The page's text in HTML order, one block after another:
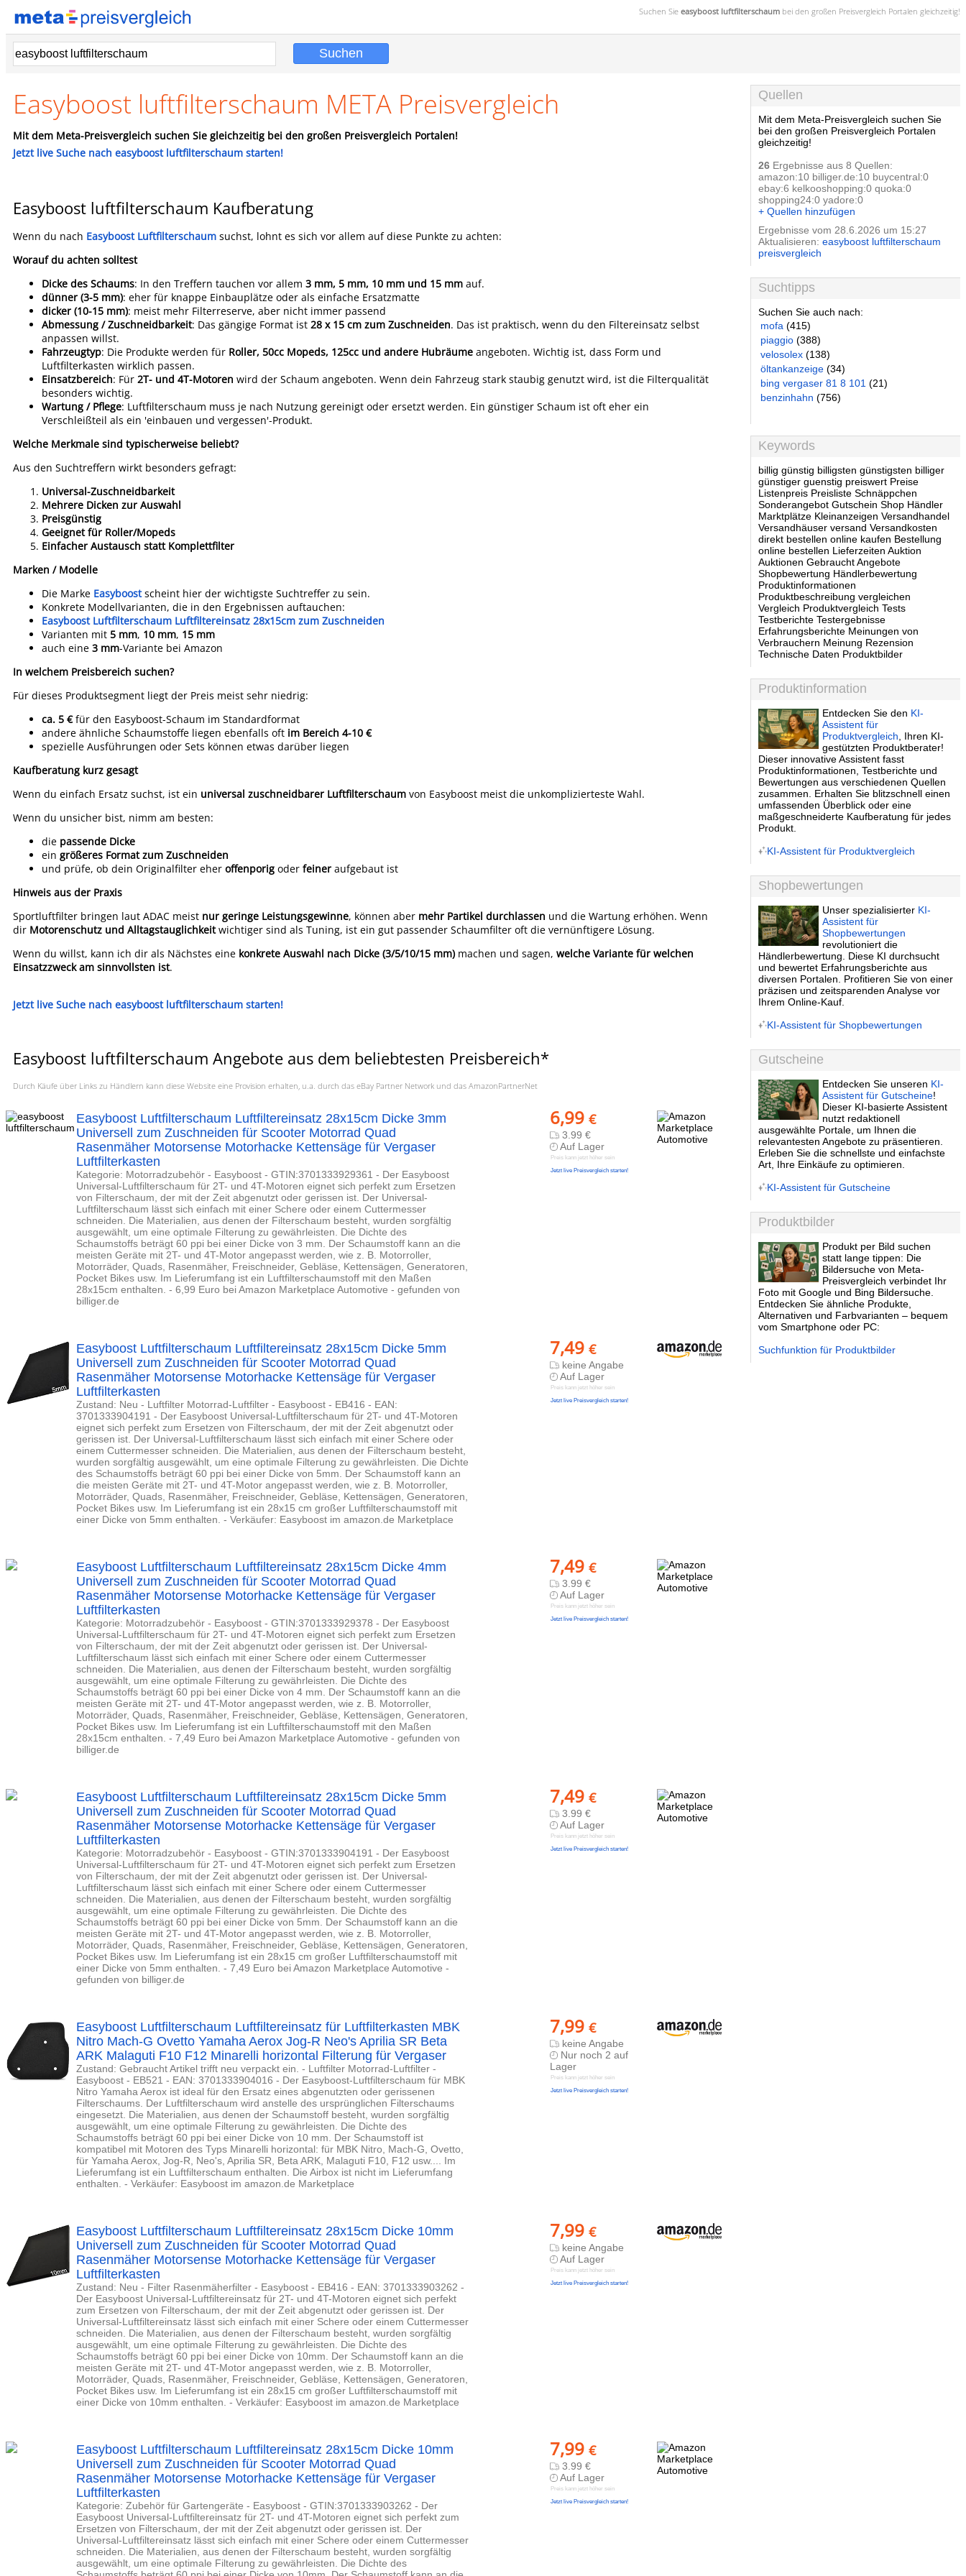
Suchen Sie easyboost luftfilterschaum bei den großen Preisvergleich Portalen gleichzeitig!
Easyboost luftfilterschaum META Preisvergleich
Mit dem Meta-Preisvergleich suchen Sie gleichzeitig bei den großen Preisvergleich Portalen!
Jetzt live Suche nach easyboost luftfilterschaum starten!
Easyboost luftfilterschaum Kaufberatung
Wenn du nach Easyboost Luftfilterschaum suchst, lohnt es sich vor allem auf diese Punkte zu achten:
Worauf du achten solltest
Dicke des Schaums: In den Treffern tauchen vor allem 3 mm, 5 mm, 10 mm und 15 mm auf.
dünner (3-5 mm): eher für knappe Einbauplätze oder als einfache Ersatzmatte
dicker (10-15 mm): meist mehr Filterreserve, aber nicht immer passend
Abmessung / Zuschneidbarkeit: Das gängige Format ist 28 x 15 cm zum Zuschneiden. Das ist praktisch, wenn du den Filtereinsatz selbst
anpassen willst.
Fahrzeugtyp: Die Produkte werden für Roller, 50cc Mopeds, 125cc und andere Hubräume angeboten. Wichtig ist, dass Form und
Luftfilterkasten wirklich passen.
Einsatzbereich: Für 2T- und 4T-Motoren wird der Schaum angeboten. Wenn dein Fahrzeug stark staubig genutzt wird, ist die Filterqualität
besonders wichtig.
Wartung / Pflege: Luftfilterschaum muss je nach Nutzung gereinigt oder ersetzt werden. Ein günstiger Schaum ist oft eher ein
Verschleißteil als ein 'einbauen und vergessen'-Produkt.
Welche Merkmale sind typischerweise beliebt?
Aus den Suchtreffern wirkt besonders gefragt:
Universal-Zuschneidbarkeit
Mehrere Dicken zur Auswahl
Preisgünstig
Geeignet für Roller/Mopeds
Einfacher Austausch statt Komplettfilter
Marken / Modelle
Die Marke Easyboostscheint hier der wichtigste Suchtreffer zu sein.
Konkrete Modellvarianten, die in den Ergebnissen auftauchen:
Easyboost Luftfilterschaum Luftfiltereinsatz 28x15cm zum Zuschneiden
Varianten mit 5 mm, 10 mm, 15 mm
auch eine 3 mm-Variante bei Amazon
In welchem Preisbereich suchen?
Für dieses Produktsegment liegt der Preis meist sehr niedrig:
ca. 5 €für den Easyboost-Schaum im Standardformat
andere ähnliche Schaumstoffe liegen ebenfalls oft im Bereich 4-10 €
spezielle Ausführungen oder Sets können etwas darüber liegen
Kaufberatung kurz gesagt
Wenn du einfach Ersatz suchst, ist ein universal zuschneidbarer Luftfilterschaum von Easyboost meist die unkomplizierteste Wahl.
Wenn du unsicher bist, nimm am besten:
die passende Dicke
ein größeres Format zum Zuschneiden
und prüfe, ob dein Originalfilter eher offenporig oder feiner aufgebaut ist
Hinweis aus der Praxis
Sportluftfilter bringen laut ADAC meist nur geringe Leistungsgewinne, können aber mehr Partikel durchlassen und die Wartung erhöhen. Wenn
dir Motorenschutz und Alltagstauglichkeitwichtiger sind als Tuning, ist ein gut passender Schaumfilter oft die vernünftigere Lösung.
Wenn du willst, kann ich dir als Nächstes eine konkrete Auswahl nach Dicke (3/5/10/15 mm) machen und sagen, welche Variante für welchen
Einsatzzweck am sinnvollsten ist.
Jetzt live Suche nach easyboost luftfilterschaum starten!
Easyboost luftfilterschaum Angebote aus dem beliebtesten Preisbereich*
Durch Käufe über Links zu Händlern kann diese Website eine Provision erhalten, u.a. durch das eBay Partner Network und das AmazonPartnerNet
6,99 €
3.99 €
Auf Lager
Preis kann jetzt höher sein
Jetzt live Preisvergleich starten!
Easyboost Luftfilterschaum Luftfiltereinsatz 28x15cm Dicke 3mm
Universell zum Zuschneiden für Scooter Motorrad Quad
Rasenmäher Motorsense Motorhacke Kettensäge für Vergaser
Luftfilterkasten
Kategorie: Motorradzubehör - Easyboost - GTIN:3701333929361 - Der Easyboost
Universal-Luftfilterschaum für 2T- und 4T-Motoren eignet sich perfekt zum Ersetzen
von Filterschaum, der mit der Zeit abgenutzt oder gerissen ist. Der Universal-
Luftfilterschaum lässt sich einfach mit einer Schere oder einem Cuttermesser
schneiden. Die Materialien, aus denen der Filterschaum besteht, wurden sorgfältig
ausgewählt, um eine optimale Filterung zu gewährleisten. Die Dichte des
Schaumstoffs beträgt 60 ppi bei einer Dicke von 3 mm. Der Schaumstoff kann an die
meisten Geräte mit 2T- und 4T-Motor angepasst werden, wie z. B. Motorroller,
Motorräder, Quads, Rasenmäher, Freischneider, Gebläse, Kettensägen, Generatoren,
Pocket Bikes usw. Im Lieferumfang ist ein Luftfilterschaumstoff mit den Maßen
28x15cm enthalten. - 6,99 Euro bei Amazon Marketplace Automotive - gefunden von
billiger.de
7,49 €
keine Angabe
Auf Lager
Preis kann jetzt höher sein
Jetzt live Preisvergleich starten!
Easyboost Luftfilterschaum Luftfiltereinsatz 28x15cm Dicke 5mm
Universell zum Zuschneiden für Scooter Motorrad Quad
Rasenmäher Motorsense Motorhacke Kettensäge für Vergaser
Luftfilterkasten
Zustand: Neu - Luftfilter Motorrad-Luftfilter - Easyboost - EB416 - EAN:
3701333904191 - Der Easyboost Universal-Luftfilterschaum für 2T- und 4T-Motoren
eignet sich perfekt zum Ersetzen von Filterschaum, der mit der Zeit abgenutzt oder
gerissen ist. Der Universal-Luftfilterschaum lässt sich einfach mit einer Schere oder
einem Cuttermesser schneiden. Die Materialien, aus denen der Filterschaum besteht,
wurden sorgfältig ausgewählt, um eine optimale Filterung zu gewährleisten. Die Dichte
des Schaumstoffs beträgt 60 ppi bei einer Dicke von 5mm. Der Schaumstoff kann an
die meisten Geräte mit 2T- und 4T-Motor angepasst werden, wie z. B. Motorroller,
Motorräder, Quads, Rasenmäher, Freischneider, Gebläse, Kettensägen, Generatoren,
Pocket Bikes usw. Im Lieferumfang ist ein 28x15 cm großer Luftfilterschaumstoff mit
einer Dicke von 5mm enthalten. - Verkäufer: Easyboost im amazon.de Marketplace
7,49 €
3.99 €
Auf Lager
Preis kann jetzt höher sein
Jetzt live Preisvergleich starten!
Easyboost Luftfilterschaum Luftfiltereinsatz 28x15cm Dicke 4mm
Universell zum Zuschneiden für Scooter Motorrad Quad
Rasenmäher Motorsense Motorhacke Kettensäge für Vergaser
Luftfilterkasten
Kategorie: Motorradzubehör - Easyboost - GTIN:3701333929378 - Der Easyboost
Universal-Luftfilterschaum für 2T- und 4T-Motoren eignet sich perfekt zum Ersetzen
von Filterschaum, der mit der Zeit abgenutzt oder gerissen ist. Der Universal-
Luftfilterschaum lässt sich einfach mit einer Schere oder einem Cuttermesser
schneiden. Die Materialien, aus denen der Filterschaum besteht, wurden sorgfältig
ausgewählt, um eine optimale Filterung zu gewährleisten. Die Dichte des
Schaumstoffs beträgt 60 ppi bei einer Dicke von 4 mm. Der Schaumstoff kann an die
meisten Geräte mit 2T- und 4T-Motor angepasst werden, wie z. B. Motorroller,
Motorräder, Quads, Rasenmäher, Freischneider, Gebläse, Kettensägen, Generatoren,
Pocket Bikes usw. Im Lieferumfang ist ein Luftfilterschaumstoff mit den Maßen
28x15cm enthalten. - 7,49 Euro bei Amazon Marketplace Automotive - gefunden von
billiger.de
7,49 €
3.99 €
Auf Lager
Preis kann jetzt höher sein
Jetzt live Preisvergleich starten!
Easyboost Luftfilterschaum Luftfiltereinsatz 28x15cm Dicke 5mm
Universell zum Zuschneiden für Scooter Motorrad Quad
Rasenmäher Motorsense Motorhacke Kettensäge für Vergaser
Luftfilterkasten
Kategorie: Motorradzubehör - Easyboost - GTIN:3701333904191 - Der Easyboost
Universal-Luftfilterschaum für 2T- und 4T-Motoren eignet sich perfekt zum Ersetzen
von Filterschaum, der mit der Zeit abgenutzt oder gerissen ist. Der Universal-
Luftfilterschaum lässt sich einfach mit einer Schere oder einem Cuttermesser
schneiden. Die Materialien, aus denen der Filterschaum besteht, wurden sorgfältig
ausgewählt, um eine optimale Filterung zu gewährleisten. Die Dichte des
Schaumstoffs beträgt 60 ppi bei einer Dicke von 5mm. Der Schaumstoff kann an die
meisten Geräte mit 2T- und 4T-Motor angepasst werden, wie z. B. Motorroller,
Motorräder, Quads, Rasenmäher, Freischneider, Gebläse, Kettensägen, Generatoren,
Pocket Bikes usw. Im Lieferumfang ist ein 28x15 cm großer Luftfilterschaumstoff mit
einer Dicke von 5mm enthalten. - 7,49 Euro bei Amazon Marketplace Automotive -
gefunden von billiger.de
7,99 €
keine Angabe
Nur noch 2 auf
Lager
Preis kann jetzt höher sein
Jetzt live Preisvergleich starten!
Easyboost Luftfilterschaum Luftfiltereinsatz für Luftfilterkasten MBK
Nitro Mach-G Ovetto Yamaha Aerox Jog-R Neo's Aprilia SR Beta
ARK Malaguti F10 F12 Minarelli horizontal Filterung für Vergaser
Zustand: Gebraucht Artikel trifft neu verpackt ein. - Luftfilter Motorrad-Luftfilter -
Easyboost - EB521 - EAN: 3701333904016 - Der Easyboost-Luftfilterschaum für MBK
Nitro Yamaha Aerox ist ideal für den Ersatz eines abgenutzten oder gerissenen
Filterschaums. Der Luftfilterschaum wird anstelle des ursprünglichen Filterschaums
eingesetzt. Die Materialien, aus denen der Schaumstoff besteht, wurden sorgfältig
ausgewählt, um eine optimale Filterung zu gewährleisten. Die Dichte des
Schaumstoffs beträgt 60 ppi bei einer Dicke von 10 mm. Der Schaumstoff ist
kompatibel mit Motoren des Typs Minarelli horizontal: für MBK Nitro, Mach-G, Ovetto,
für Yamaha Aerox, Jog-R, Neo's, Aprilia SR, Beta ARK, Malaguti F10, F12 usw.... Im
Lieferumfang ist ein Luftfilterschaum enthalten. Die Airbox ist nicht im Lieferumfang
enthalten. - Verkäufer: Easyboost im amazon.de Marketplace
7,99 €
keine Angabe
Auf Lager
Preis kann jetzt höher sein
Jetzt live Preisvergleich starten!
Easyboost Luftfilterschaum Luftfiltereinsatz 28x15cm Dicke 10mm
Universell zum Zuschneiden für Scooter Motorrad Quad
Rasenmäher Motorsense Motorhacke Kettensäge für Vergaser
Luftfilterkasten
Zustand: Neu - Filter Rasenmäherfilter - Easyboost - EB416 - EAN: 3701333903262 -
Der Easyboost Universal-Luftfiltereinsatz für 2T- und 4T-Motoren eignet sich perfekt
zum Ersetzen von Filterschaum, der mit der Zeit abgenutzt oder gerissen ist. Der
Universal-Luftfiltereinsatz lässt sich einfach mit einer Schere oder einem Cuttermesser
schneiden. Die Materialien, aus denen der Filterschaum besteht, wurden sorgfältig
ausgewählt, um eine optimale Filterung zu gewährleisten. Die Dichte des
Schaumstoffs beträgt 60 ppi bei einer Dicke von 10mm. Der Schaumstoff kann an die
meisten Geräte mit 2T- und 4T-Motor angepasst werden, wie z. B. Motorroller,
Motorräder, Quads, Rasenmäher, Freischneider, Gebläse, Kettensägen, Generatoren,
Pocket Bikes usw. Im Lieferumfang ist ein 28x15 cm großer Luftfilterschaumstoff mit
einer Dicke von 10mm enthalten. - Verkäufer: Easyboost im amazon.de Marketplace
7,99 €
3.99 €
Auf Lager
Preis kann jetzt höher sein
Jetzt live Preisvergleich starten!
Easyboost Luftfilterschaum Luftfiltereinsatz 28x15cm Dicke 10mm
Universell zum Zuschneiden für Scooter Motorrad Quad
Rasenmäher Motorsense Motorhacke Kettensäge für Vergaser
Luftfilterkasten
Kategorie: Zubehör für Gartengeräte - Easyboost - GTIN:3701333903262 - Der
Easyboost Universal-Luftfiltereinsatz für 2T- und 4T-Motoren eignet sich perfekt zum
Ersetzen von Filterschaum, der mit der Zeit abgenutzt oder gerissen ist. Der
Universal-Luftfiltereinsatz lässt sich einfach mit einer Schere oder einem Cuttermesser
schneiden. Die Materialien, aus denen der Filterschaum besteht, wurden sorgfältig
ausgewählt, um eine optimale Filterung zu gewährleisten. Die Dichte des
Quellen
Mit dem Meta-Preisvergleich suchen Sie
bei den großen Preisvergleich Portalen
gleichzeitig!
26 Ergebnisse aus 8 Quellen:
amazon:10 billiger.de:10 buycentral:0
ebay:6 kelkooshopping:0 quoka:0
shopping24:0 yadore:0
+ Quellen hinzufügen
Ergebnisse vom 28.6.2026 um 15:27
Aktualisieren: easyboost luftfilterschaum
preisvergleich
Suchtipps
Suchen Sie auch nach:
mofa (415)
piaggio (388)
velosolex (138)
öltankanzeige (34)
bing vergaser 81 8 101 (21)
benzinhahn (756)
Keywords
billig günstig billigsten günstigsten billiger
günstiger guenstig preiswert Preise
Listenpreis Preisliste Schnäppchen
Sonderangebot Gutschein Shop Händler
Marktplätze Kleinanzeigen Versandhandel
Versandhäuser versand Versandkosten
direkt bestellen online kaufen Bestellung
online bestellen Lieferzeiten Auktion
Auktionen Gebraucht Angebote
Shopbewertung Händlerbewertung
Produktinformationen
Produktbeschreibung vergleichen
Vergleich Produktvergleich Tests
Testberichte Testergebnisse
Erfahrungsberichte Meinungen von
Verbrauchern Meinung Rezension
Technische Daten Produktbilder
Produktinformation
Entdecken Sie den KI-
Assistent für
Produktvergleich , Ihren KI-
gestützten Produktberater!
Dieser innovative Assistent fasst
Produktinformationen, Testberichte und
Bewertungen aus verschiedenen Quellen
zusammen. Erhalten Sie blitzschnell einen
umfassenden Überblick oder eine
maßgeschneiderte Kaufberatung für jedes
Produkt.
KI-Assistent für Produktvergleich
Shopbewertungen
Unser spezialisierter KI-
Assistent für
Shopbewertungen
revolutioniert die
Händlerbewertung. Diese KI durchsucht
und bewertet Erfahrungsberichte aus
diversen Portalen. Profitieren Sie von einer
präzisen und zeitsparenden Analyse vor
Ihrem Online-Kauf.
KI-Assistent für Shopbewertungen
Gutscheine
Entdecken Sie unseren KI-
Assistent für Gutscheine!
Dieser KI-basierte Assistent
nutzt redaktionell
ausgewählte Portale, um Ihnen die
relevantesten Angebote zu präsentieren.
Erleben Sie die schnellste und einfachste
Art, Ihre Einkäufe zu optimieren.
KI-Assistent für Gutscheine
Produktbilder
Produkt per Bild suchen
statt lange tippen: Die
Bildersuche von Meta-
Preisvergleich verbindet Ihr
Foto mit Google und Bing Bildersuche.
Entdecken Sie ähnliche Produkte,
Alternativen und Farbvarianten – bequem
vom Smartphone oder PC:
Suchfunktion für Produktbilder